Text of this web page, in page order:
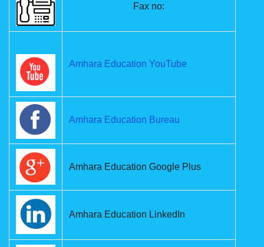
Fax no:
Amhara Education YouTube
Amhara Education Bureau
Amhara Education Google Plus
Amhara Education LinkedIn